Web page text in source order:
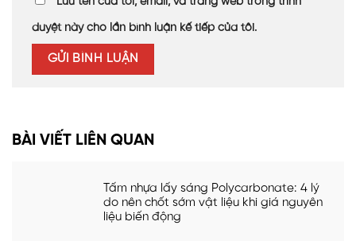
duyệt này cho lần bình luận kế tiếp của tôi.
BÀI VIẾT LIÊN QUAN
Tấm nhựa lấy sáng Polycarbonate: 4 lý
do nên chốt sớm vật liệu khi giá nguyên
liệu biến động